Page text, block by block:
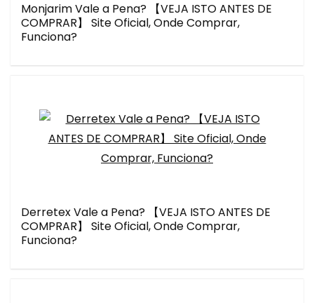
Monjarim Vale a Pena? 【VEJA ISTO ANTES DE
COMPRAR】 Site Oficial, Onde Comprar,
Funciona?
Derretex Vale a Pena? 【VEJA ISTO ANTES DE
COMPRAR】 Site Oficial, Onde Comprar,
Funciona?